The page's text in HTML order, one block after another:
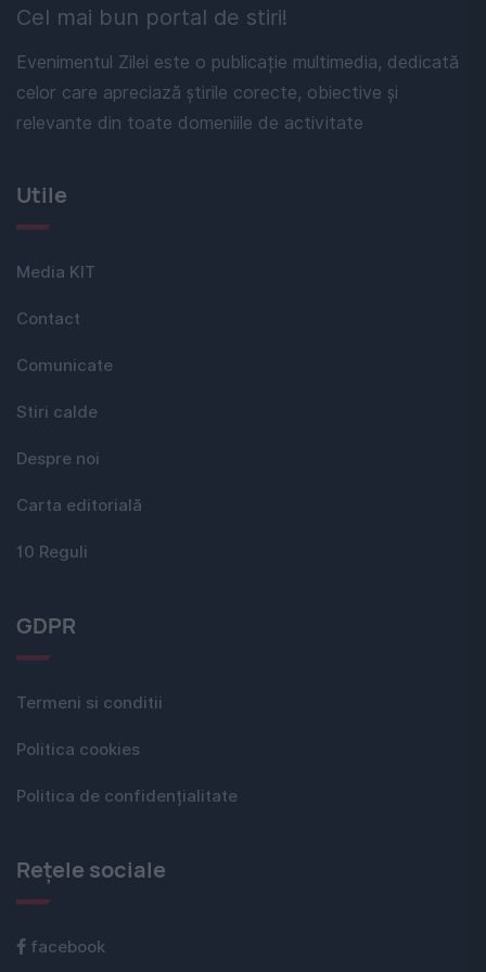
Cel mai bun portal de stiri!
Evenimentul Zilei este o publicație multimedia, dedicată
celor care apreciază știrile corecte, obiective și
relevante din toate domeniile de activitate
Utile
Media KIT
Contact
Comunicate
Stiri calde
Despre noi
Carta editorială
10 Reguli
GDPR
Termeni si conditii
Politica cookies
Politica de confidențialitate
Rețele sociale
facebook